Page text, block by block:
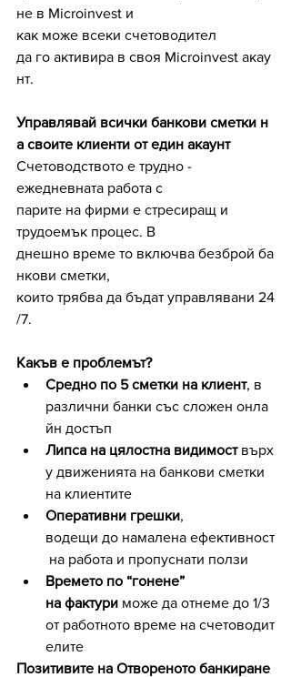
не в Microinvest и
как може всеки счетоводител
да го активира в своя Microinvest акау
нт.
Управлявай всички банкови сметки н
а своите клиенти от един акаунт
Счетоводството е трудно -
ежедневната работа с
парите на фирми е стресиращ и
трудоемък процес. В
днешно време то включва безброй ба
нкови сметки,
които трябва да бъдат управлявани 24
/7.
Какъв е проблемът?
Средно по 5 сметки на клиент, в
различни банки със сложен онла
йн достъп
Липса на цялостна видимост върх
у движенията на банкови сметки
на клиентите
Оперативни грешки,
водещи до намалена ефективност
на работа и пропуснати ползи
Времето по “гонене”
на фактури може да отнеме до 1/3
от работното време на счетоводит
елите
Позитивите на Отвореното банкиране